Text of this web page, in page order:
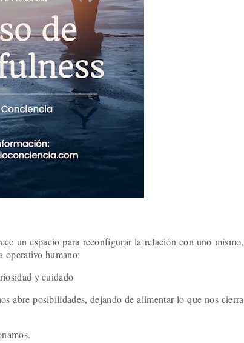
un espacio para reconfigurar la relación con uno mismo,
operativo humano:
y cuidado
abre posibilidades, dejando de alimentar lo que nos cierra